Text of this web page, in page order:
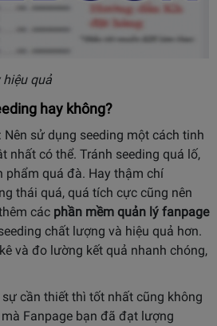
hiệu quả
hay không?
sử dụng seeding một cách tinh
nhất có thể. Tránh seeding quá lố,
phẩm quá đà. Hay thậm chí
thái quá, quá tích cực cũng nên
các phần mềm quản lý fanpage
chất lượng và hiệu quả hơn.
và đo lường kết quả nhanh chóng,
cần thiết thì tốt nhất cũng không
Fanpage bạn đã đạt lượng